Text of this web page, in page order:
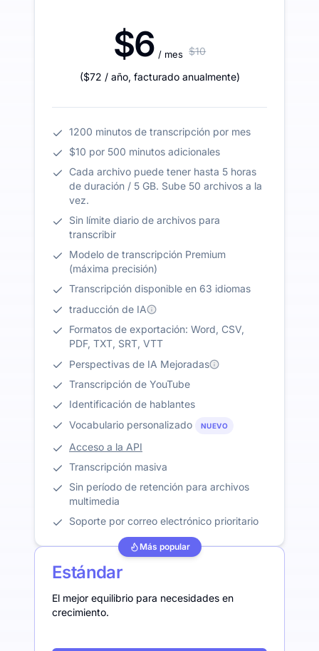
$6 / mes $10
($72 / año, facturado anualmente)
1200 minutos de transcripción por mes
$10 por 500 minutos adicionales
Cada archivo puede tener hasta 5 horas
de duración / 5 GB. Sube 50 archivos a la
vez.
Sin límite diario de archivos para
transcribir
Modelo de transcripción Premium
(máxima precisión)
Transcripción disponible en 63 idiomas
traducción de IA
Formatos de exportación: Word, CSV,
PDF, TXT, SRT, VTT
Perspectivas de IA Mejoradas
Transcripción de YouTube
Identificación de hablantes
Vocabulario personalizado
NUEVO
Acceso a la API
Transcripción masiva
Sin período de retención para archivos
multimedia
Soporte por correo electrónico prioritario
Más popular
Estándar
El mejor equilibrio para necesidades en
crecimiento.